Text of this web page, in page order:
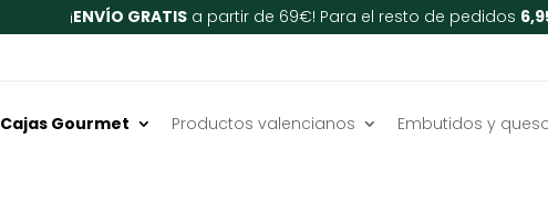
¡ENVÍO GRATIS a partir de 69€! Para el resto de pedidos
Cajas Gourmet Productos valencianos Embutidos y